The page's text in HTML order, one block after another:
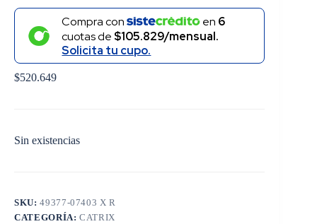
Compra con en 6
cuotas de $105.829/mensual.
Solicita tu cupo.
$520.649
Sin existencias
SKU:49377-07403 X R
CATEGORÍA:CATRIX